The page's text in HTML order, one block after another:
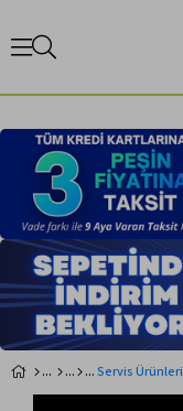
Servis Ürünleri